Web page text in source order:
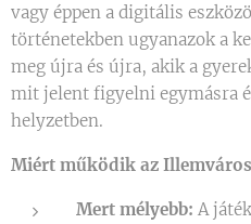
vagy éppen a digitális
történetekben ugyanazok a
meg újra és újra, akik a
mit jelent figyelni egymásra
helyzetben.
Miért működik az
Mert mélyebb: A